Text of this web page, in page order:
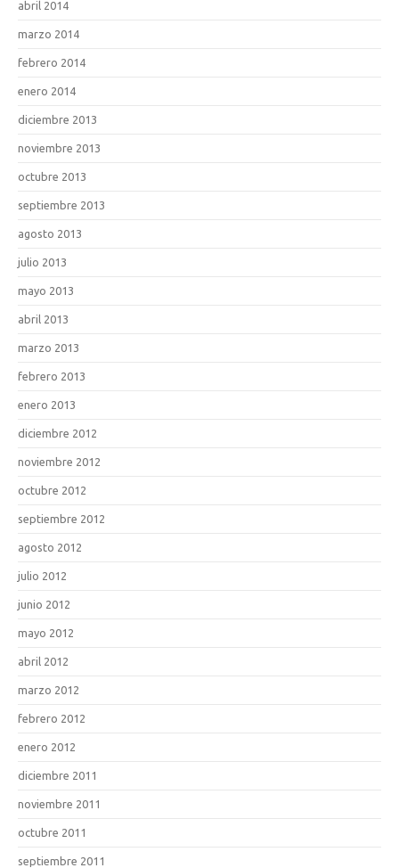
abril 2014
marzo 2014
febrero 2014
enero 2014
diciembre 2013
noviembre 2013
octubre 2013
septiembre 2013
agosto 2013
julio 2013
mayo 2013
abril 2013
marzo 2013
febrero 2013
enero 2013
diciembre 2012
noviembre 2012
octubre 2012
septiembre 2012
agosto 2012
julio 2012
junio 2012
mayo 2012
abril 2012
marzo 2012
febrero 2012
enero 2012
diciembre 2011
noviembre 2011
octubre 2011
septiembre 2011